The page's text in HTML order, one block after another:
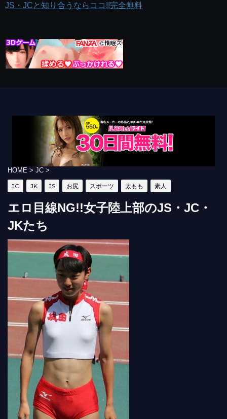
JS・JCと知り合うならココ!!完全無料
HOME > JC >
JC JK JS お尻 スポーツ 太もも 素人
エロ目線NG!!女子陸上部のJS・JC・
JKたち